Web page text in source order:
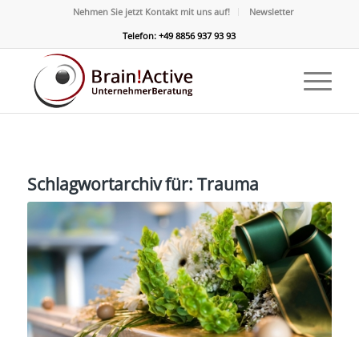
Nehmen Sie jetzt Kontakt mit uns auf!
Newsletter
Telefon: +49 8856 937 93 93
Schlagwortarchiv für: Trauma